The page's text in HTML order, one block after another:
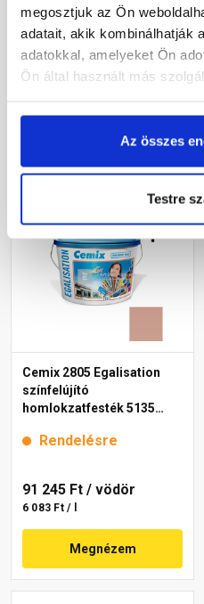
megosztjuk az Ön
adatait, akik kombinálhatják
adatokkal, amelyeket Ön
Ön által használt más
Az összes
Testre
diszperziós
homlokzatfesték 5153
rusty 15 l
Rendelésre
Megnézem
Cemix 2805 Egalisation
színfelújító
homlokzatfesték 5135
Rendelésre
91 245 Ft / vödör
6 083 Ft / l
Megnézem